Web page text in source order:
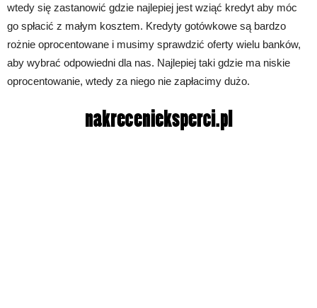
wtedy się zastanowić gdzie najlepiej jest wziąć kredyt aby móc
go spłacić z małym kosztem. Kredyty gotówkowe są bardzo
rożnie oprocentowane i musimy sprawdzić oferty wielu banków,
aby wybrać odpowiedni dla nas. Najlepiej taki gdzie ma niskie
oprocentowanie, wtedy za niego nie zapłacimy dużo.